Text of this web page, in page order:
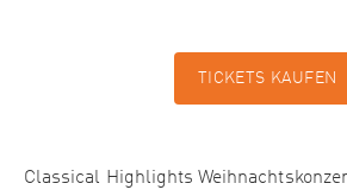
TICKETS KAUFEN
Classical Highlights